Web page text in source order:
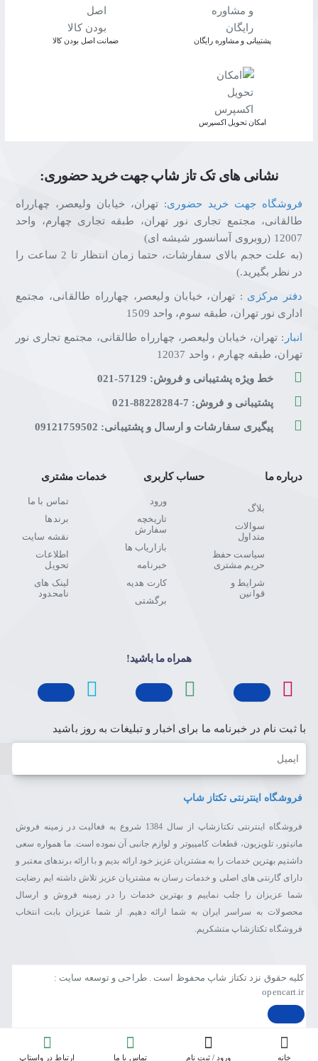
خانه ورود / ثبت نام تماس با ما ارتباط در واستاپ
پشتیبانی و مشاوره رایگان ﺿﻤﺎﻧﺖ اﺻﻞ ﺑﻮدن ﮐﺎﻟﺎ
اﻣﮑﺎن ﺗﺤﻮﯾﻞ اﮐﺴﭙﺮس
نشانی های تک تاز شاپ جهت خرید حضوری:
فروشگاه جهت خرید حضوری: تهران، خیابان ولیعصر، چهارراه
طالقانی، مجتمع تجاری نور تهران، طبقه تجاری چهارم، واحد
12007 (روبروی آسانسور شیشه ای)
(به علت حجم بالای سفارشات، حتما زمان انتظار تا 2 ساعت را
در نظر بگیرید.)
دفتر مرکزی : تهران، خیابان ولیعصر، چهارراه طالقانی، مجتمع
اداری نور تهران، طبقه سوم، واحد 1509
انبار : تهران، خیابان ولیعصر، چهارراه طالقانی، مجتمع تجاری نور
تهران، طبقه چهارم ، واحد 12037
خط ویژه پشتیبانی و فروش: 57129-021
پشتیبانی و فروش: 7-88228284-021
پیگیری سفارشات و ارسال و پشتیبانی: 09121759502
درباره ما
بلاگ
سوالات
متداول
سیاست حفظ
حریم مشتری
شرایط و
قوانین
حساب کاربری
ورود
تاریخچه
سفارش
بازاریاب ها
خبرنامه
کارت هدیه
برگشتی
خدمات مشتری
تماس با ما
برندها
نقشه سایت
اطلاعات
تحویل
لینک های
نامحدود
همراه ما باشید!
با ثبت نام در خبرنامه ما برای اخبار و تبلیغات به روز باشید
ایمیل
فروشگاه اینترنتی تکتاز شاپ
فروشگاه اینترنتی تکتازشاپ از سال 1384 شروع به فعالیت در زمینه فروش
مانیتور، تلویزیون، قطعات کامپیوتر و لوازم جانبی آن نموده است. ما همواره سعی
داشتیم بهترین خدمات را به مشتریان عزیز خود ارائه بدیم و با ارائه برندهای معتبر و
دارای گارنتی های اصلی و خدمات رسان به مشتریان عزیز تلاش داشته ایم رضایت
شما عزیزان را جلب نماییم و بهترین خدمات را در زمینه فروش و ارسال
محصولات به سراسر ایران به شما ارائه دهیم. از شما عزیزان بابت انتخاب
فروشگاه تکتازشاپ متشکریم.
کلیه حقوق نزد تکتاز شاپ محفوظ است . طراحی و توسعه سایت :
opencart.ir